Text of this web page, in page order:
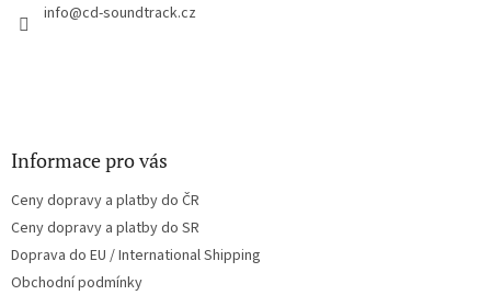
info@cd-soundtrack.cz
Informace pro vás
Ceny dopravy a platby do ČR
Ceny dopravy a platby do SR
Doprava do EU / International Shipping
Obchodní podmínky